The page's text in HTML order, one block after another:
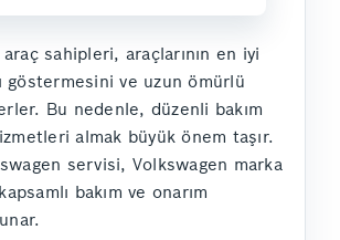
sahipleri, araçlarının en iyi
göstermesini ve uzun ömürlü
Bu nedenle, düzenli bakım
almak büyük önem taşır.
servisi, Volkswagen marka
bakım ve onarım